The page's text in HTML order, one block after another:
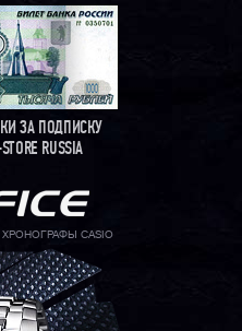
ЗА ПОДПИСКУ
RUSSIA
CASIO